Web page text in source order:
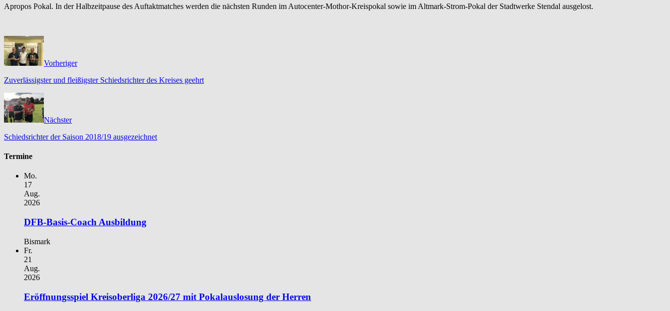
Apropos Pokal. In der Halbzeitpause des Auftaktmatches werden die nächsten Runden im Autocenter-Mothor-Kreispokal sowie im Altmark-Strom-Pokal der Stadtwerke Stendal ausgelost.
Vorheriger
Zuverlässigster und fleißigster Schiedsrichter des Kreises geehrt
Nächster
Schiedsrichter der Saison 2018/19 ausgezeichnet
Termine
Mo.
17
Aug.
2026
DFB-Basis-Coach Ausbildung
Bismark
Fr.
21
Aug.
2026
Eröffnungsspiel Kreisoberliga 2026/27 mit Pokalauslosung der Herren